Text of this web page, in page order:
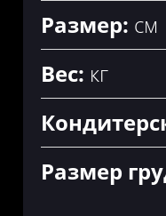
Размер: см
Вес: кг
Размер